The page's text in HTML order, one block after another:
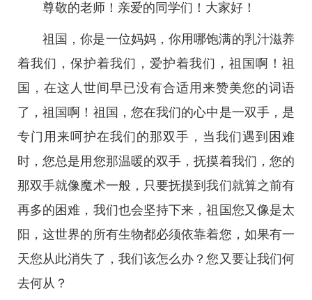
尊敬的老师！亲爱的同学们！大家好！
祖国，你是一位妈妈，你用哪饱满的乳汁滋养
着我们，保护着我们，爱护着我们，祖国啊！祖
国，在这人世间早已没有合适用来赞美您的词语
了，祖国啊！祖国，您在我们的心中是一双手，是
专门用来呵护在我们的那双手，当我们遇到困难
时，您总是用您那温暖的双手，抚摸着我们，您的
那双手就像魔术一般，只要抚摸到我们就算之前有
再多的困难，我们也会坚持下来，祖国您又像是太
阳，这世界的所有生物都必须依靠着您，如果有一
天您从此消失了，我们该怎么办？您又要让我们何
去何从？